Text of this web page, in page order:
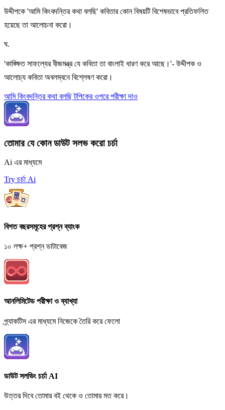
উদ্দীপকে 'আমি কিংবদন্তির কথা বলছি' কবিতার কোন বিষয়টি বিশেষভাবে প্রতিফলিত
হয়েছে তা আলোচনা করো।
ঘ.
'কাঙ্ক্ষিত সাফল্যের বীজমন্ত্র যে কবিতা তা বাংলাই ধারণ করে আছে।'- উদ্দীপক ও
আলোচ্য কবিতা অবলম্বনে বিশ্লেষণ করো।
আমি কিংবদন্তির কথা বলছি টপিকের ওপরে পরীক্ষা দাও
তোমার যে কোন ডাউট সলভ করো চর্চা
Ai এর মাধ্যমে
Try চর্চা Ai
বিগত বছরসমূহের প্রশ্ন ব্যাংক
১০ লক্ষ+ প্রশ্ন ডাটাবেজ
আনলিমিটেড পরীক্ষা ও ব্যাখ্যা
প্র্যাকটিস এর মাধ্যমে নিজেকে তৈরি করে ফেলো
ডাউট সলভিং চর্চা AI
উত্তর দিবে তোমার বই থেকে ও তোমার মত করে।